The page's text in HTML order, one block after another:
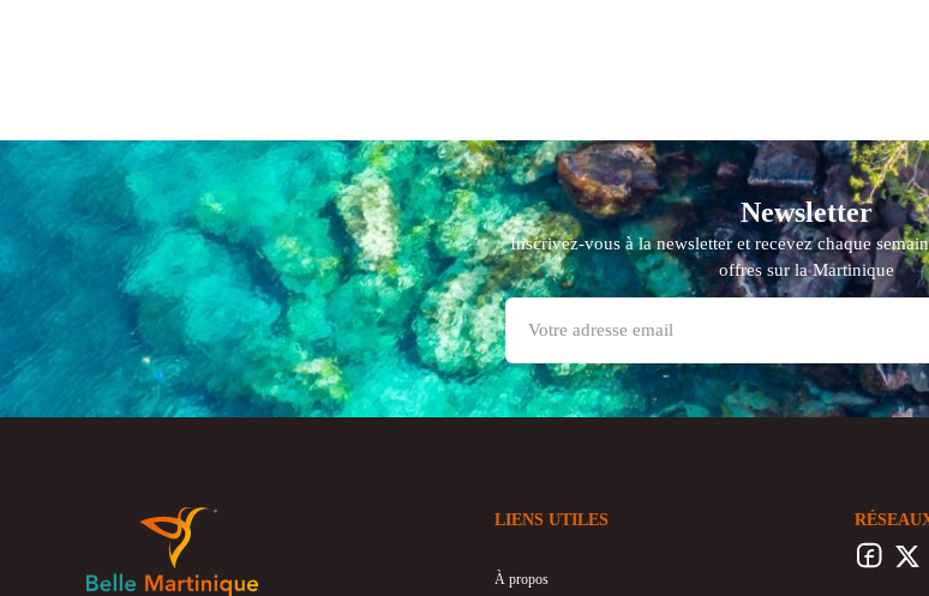
Newsletter
Inscrivez-vous à la newsletter et recevez chaque
offres sur la Martinique
LIENS UTILES
À propos